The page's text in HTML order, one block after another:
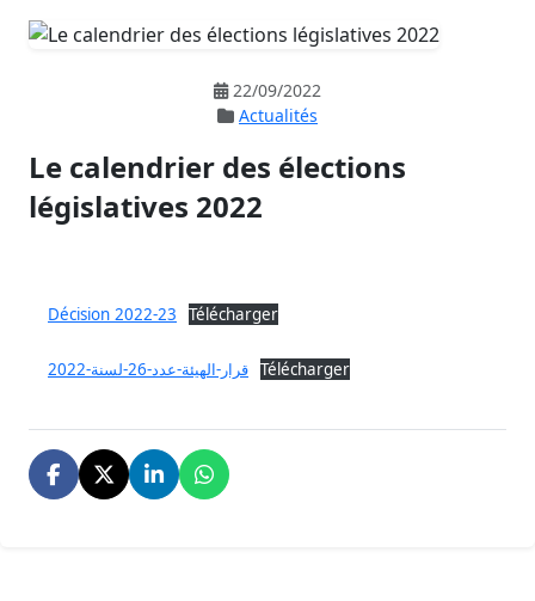
22/09/2022
Actualités
Le calendrier des élections
législatives 2022
Décision 2022-23 Télécharger
قرار-الهيئة-عدد-26-لسنة-2022 Télécharger